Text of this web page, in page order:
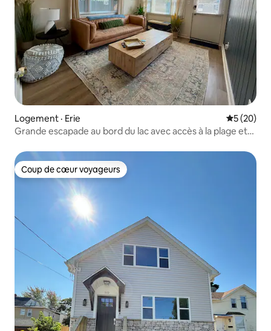
Logement · Erie Note
5 (20)
Grande escapade au bord du lac avec accès à la plage et
Coup de cœur voyageurs
Coup de cœur voyageurs